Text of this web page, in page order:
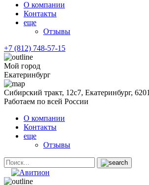
О компании
Контакты
еще
Отзывы
+7 (812) 748-57-15
Мой город
Екатеринбург
Сибирский тракт, 12с7, Екатеринбург,
Работаем по всей России
О компании
Контакты
еще
Отзывы